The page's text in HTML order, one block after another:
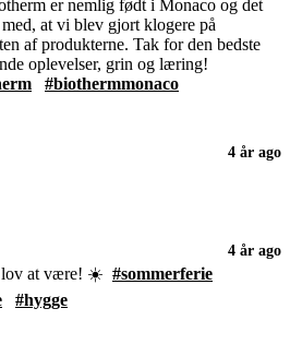
er nemlig født i Monaco og det
at vi blev gjort klogere på
af produkterne. Tak for den bedste
oplevelser, grin og læring!
#biothermmonaco
4 år ago
4 år ago
lov at være! ☀️ #sommerferie
#hygge